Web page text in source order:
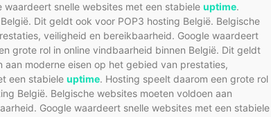
snelle websites met een stabiele uptime.
Dit geldt ook voor POP3 hosting België. Belgische
veiligheid en bereikbaarheid. Google waardeert
grote rol in online vindbaarheid binnen België. Dit geldt
moderne eisen op het gebied van prestaties,
een stabiele uptime. Hosting speelt daarom een grote rol
België. Belgische websites moeten voldoen aan
Google waardeert snelle websites met een stabiele